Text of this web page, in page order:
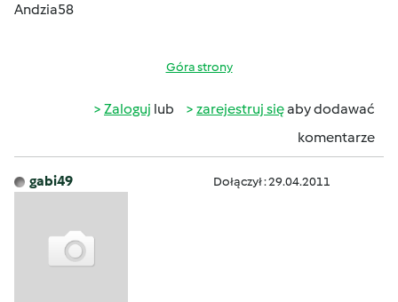
Andzia58
Góra strony
Zaloguj lub zarejestruj sięaby dodawać
komentarze
gabi49 Dołączył : 29.04.2011